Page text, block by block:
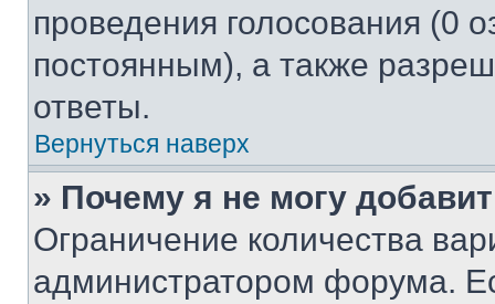
проведения голосования (0
постоянным), а также
ответы.
Вернуться наверх
» Почему я не могу
Ограничение количества
администратором форума.